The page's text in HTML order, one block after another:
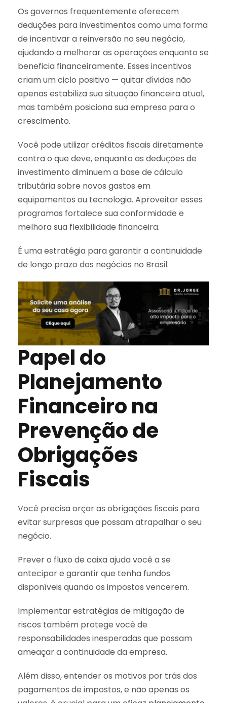
Os governos frequentemente oferecem
deduções para investimentos como uma forma
de incentivar a reinversão no seu negócio,
ajudando a melhorar as operações enquanto se
beneficia financeiramente. Esses incentivos
criam um ciclo positivo — quitar dívidas não
apenas estabiliza sua situação financeira atual,
mas também posiciona sua empresa para o
crescimento.
Você pode utilizar créditos fiscais diretamente
contra o que deve, enquanto as deduções de
investimento diminuem a base de cálculo
tributária sobre novos gastos em
equipamentos ou tecnologia. Aproveitar esses
programas fortalece sua conformidade e
melhora sua flexibilidade financeira.
É uma estratégia para garantir a continuidade
de longo prazo dos negócios no Brasil.
Papel do
Planejamento
Financeiro na
Prevenção de
Obrigações
Fiscais
Você precisa orçar as obrigações fiscais para
evitar surpresas que possam atrapalhar o seu
negócio.
Prever o fluxo de caixa ajuda você a se
antecipar e garantir que tenha fundos
disponíveis quando os impostos vencerem.
Implementar estratégias de mitigação de
riscos também protege você de
responsabilidades inesperadas que possam
ameaçar a continuidade da empresa.
Além disso, entender os motivos por trás dos
pagamentos de impostos, e não apenas os